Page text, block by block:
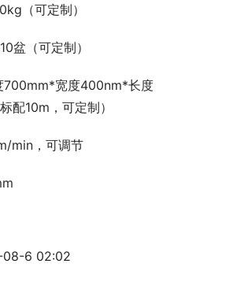
（可定制）
盆（可定制）
700mm*宽度400nm*长度
配10m，可定制）
min，可调节
08-6 02:02